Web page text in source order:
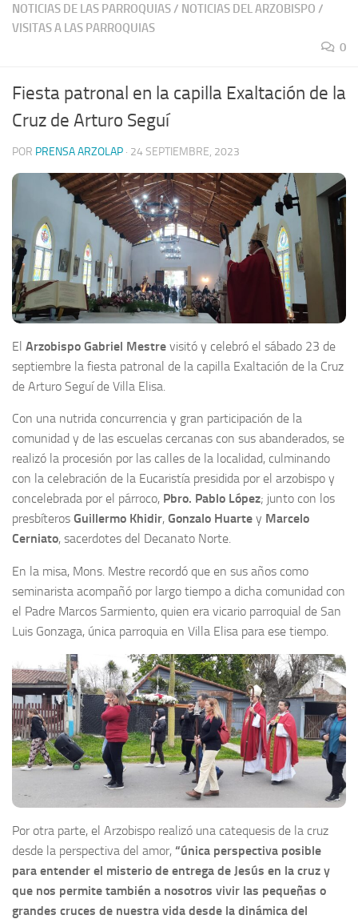
NOTICIAS DE LAS PARROQUIAS/ NOTICIAS DEL ARZOBISPO /
VISITAS A LAS PARROQUIAS
0
Fiesta patronal en la capilla Exaltación de la
Cruz de Arturo Seguí
POR PRENSA ARZOLAP · 24 SEPTIEMBRE, 2023
El Arzobispo Gabriel Mestre visitó y celebró el sábado 23 de
septiembre la fiesta patronal de la capilla Exaltación de la Cruz
de Arturo Seguí de Villa Elisa.
Con una nutrida concurrencia y gran participación de la
comunidad y de las escuelas cercanas con sus abanderados, se
realizó la procesión por las calles de la localidad, culminando
con la celebración de la Eucaristía presidida por el arzobispo y
concelebrada por el párroco, Pbro. Pablo López; junto con los
presbíteros Guillermo Khidir, Gonzalo Huarte y Marcelo
Cerniato, sacerdotes del Decanato Norte.
En la misa, Mons. Mestre recordó que en sus años como
seminarista acompañó por largo tiempo a dicha comunidad con
el Padre Marcos Sarmiento, quien era vicario parroquial de San
Luis Gonzaga, única parroquia en Villa Elisa para ese tiempo.
Por otra parte, el Arzobispo realizó una catequesis de la cruz
desde la perspectiva del amor, “única perspectiva posible
para entender el misterio de entrega de Jesús en la cruz y
que nos permite también a nosotros vivir las pequeñas o
grandes cruces de nuestra vida desde la dinámica del